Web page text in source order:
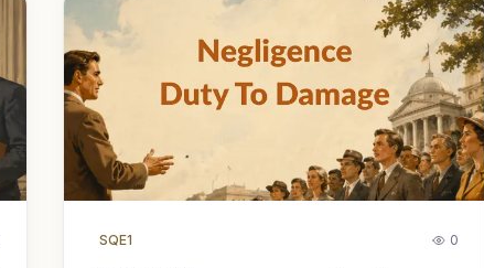
SQE1 0